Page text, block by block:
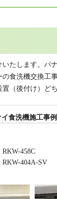
たします。パ
食洗機交換工
（後付け）ど
食洗機施工事例
RKW-458C
RKW-404A-SV